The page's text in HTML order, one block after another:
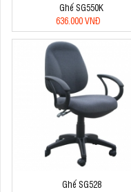
Ghế SG550K
636.000 VNĐ
Ghế SG528